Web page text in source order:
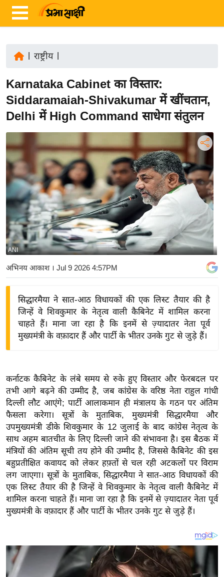
ज़ा
ख
ब
र
रा
ष्ट्री
य
अं
त
र्रा
ष्ट्री
य
बि
ज़
ने
द्यो
वि
शे
ष
ज्ञ
रा
य
ब
ज
ट
खे
के
ट
राष्ट्रीय|
Karnataka Cabinet का विस्तार:
Siddaramaiah-Shivakumar में खींचतान,
Delhi में High Command साधेगा संतुलन
ANI
अभिनय आकाश। Jul 9 2026 4:57PM
सिद्धारमैया ने सात-आठ विधायकों की एक लिस्ट तैयार की है
जिन्हें वे शिवकुमार के नेतृत्व वाली कैबिनेट में शामिल करना
चाहते हैं। माना जा रहा है कि इनमें से ज़्यादातर नेता पूर्व
मुख्यमंत्री के वफ़ादार हैं और पार्टी के भीतर उनके गुट से जुड़े हैं।
कर्नाटक कैबिनेट के लंबे समय से रुके हुए विस्तार और फेरबदल पर
तभी आगे बढ़ने की उम्मीद है, जब कांग्रेस के वरिष्ठ नेता राहुल गांधी
दिल्ली लौट आएंगे; पार्टी आलाकमान ही मंत्रालय के गठन पर अंतिम
फैसला करेगा। सूत्रों के मुताबिक, मुख्यमंत्री सिद्धारमैया और
उपमुख्यमंत्री डीके शिवकुमार के 12 जुलाई के बाद कांग्रेस नेतृत्व के
साथ अहम बातचीत के लिए दिल्ली जाने की संभावना है। इस बैठक में
मंत्रियों की अंतिम सूची तय होने की उम्मीद है, जिससे कैबिनेट की इस
बहुप्रतीक्षित कवायद को लेकर हफ़्तों से चल रही अटकलों पर विराम
लग जाएगा। सूत्रों के मुताबिक, सिद्धारमैया ने सात-आठ विधायकों की
एक लिस्ट तैयार की है जिन्हें वे शिवकुमार के नेतृत्व वाली कैबिनेट में
शामिल करना चाहते हैं। माना जा रहा है कि इनमें से ज़्यादातर नेता पूर्व
मुख्यमंत्री के वफ़ादार हैं और पार्टी के भीतर उनके गुट से जुड़े हैं।